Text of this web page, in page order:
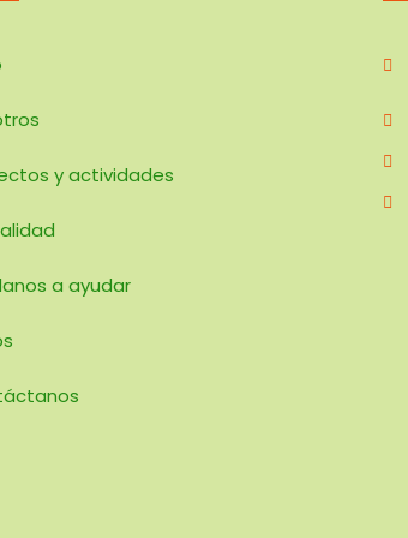
y actividades
a ayudar